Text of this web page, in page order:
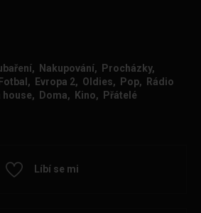
Nakupování, Procházky,
Evropa 2, Oldies, Pop, Rádio
house, Doma, Kino, Přátelé
Líbí se mi